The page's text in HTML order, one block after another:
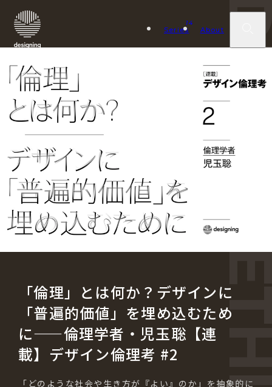
Series
14
About
「倫理」とは何か？デザインに
「普遍的価値」を埋め込むため
に——倫理学者・児玉聡【連
載】デザイン倫理考 #2
「どのような社会や生き方が『よい』のか」を抽象的に